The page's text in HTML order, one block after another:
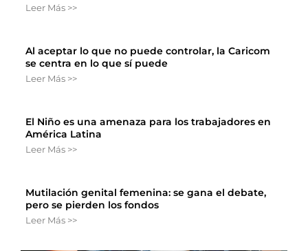
Leer Más >>
Al aceptar lo que no puede controlar, la Caricom
se centra en lo que sí puede
Leer Más >>
El Niño es una amenaza para los trabajadores en
América Latina
Leer Más >>
Mutilación genital femenina: se gana el debate,
pero se pierden los fondos
Leer Más >>